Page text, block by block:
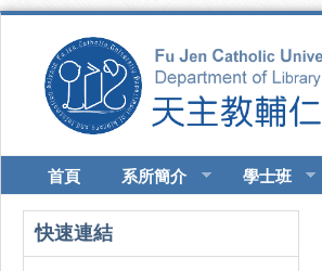
首頁 系所簡介 學士班
快速連結